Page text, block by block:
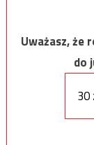
Uważasz, że
do
30